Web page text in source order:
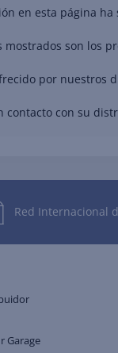
en esta página
mostrados son los
por nuestros
contacto con su
Red Internacional
Garage